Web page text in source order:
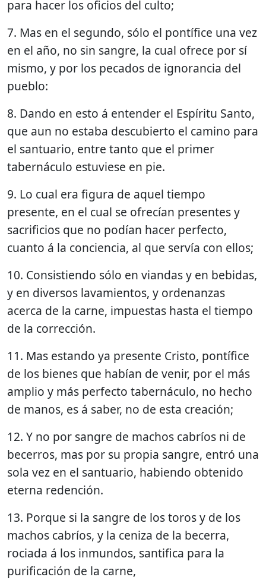
para hacer los oficios del culto;
7. Mas en el segundo, sólo el pontífice una vez
en el año, no sin sangre, la cual ofrece por sí
mismo, y por los pecados de ignorancia del
pueblo:
8. Dando en esto á entender el Espíritu Santo,
que aun no estaba descubierto el camino para
el santuario, entre tanto que el primer
tabernáculo estuviese en pie.
9. Lo cual era figura de aquel tiempo
presente, en el cual se ofrecían presentes y
sacrificios que no podían hacer perfecto,
cuanto á la conciencia, al que servía con ellos;
10. Consistiendo sólo en viandas y en bebidas,
y en diversos lavamientos, y ordenanzas
acerca de la carne, impuestas hasta el tiempo
de la corrección.
11. Mas estando ya presente Cristo, pontífice
de los bienes que habían de venir, por el más
amplio y más perfecto tabernáculo, no hecho
de manos, es á saber, no de esta creación;
12. Y no por sangre de machos cabríos ni de
becerros, mas por su propia sangre, entró una
sola vez en el santuario, habiendo obtenido
eterna redención.
13. Porque si la sangre de los toros y de los
machos cabríos, y la ceniza de la becerra,
rociada á los inmundos, santifica para la
purificación de la carne,